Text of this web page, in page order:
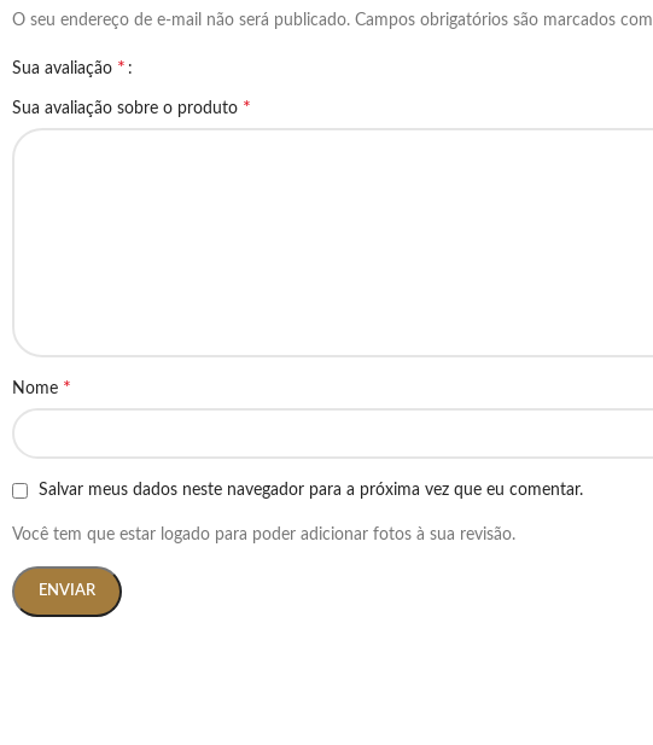
O seu endereço de e-mail não será publicado. Campos obrigatórios são marcados com
Sua avaliação *
Sua avaliação sobre o produto *
Nome *
Salvar meus dados neste navegador para a próxima vez que eu comentar.
Você tem que estar logado para poder adicionar fotos à sua revisão.